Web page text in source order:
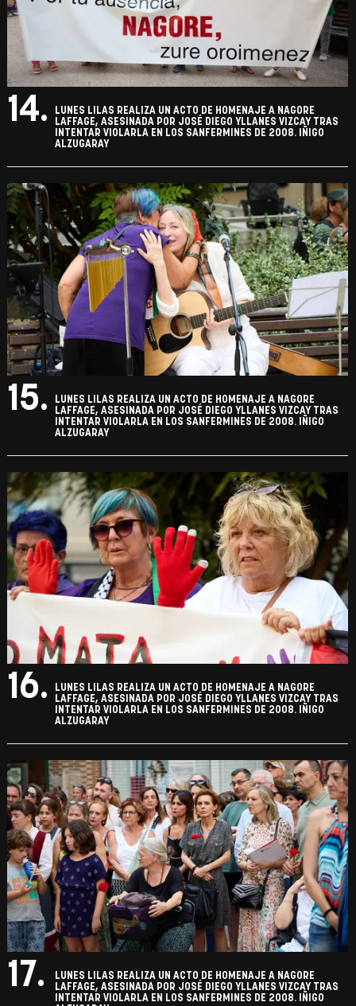
14.
LUNES LILAS REALIZA UN ACTO DE HOMENAJE A NAGORE
LAFFAGE, ASESINADA POR JOSÉ DIEGO YLLANES VIZCAY TRAS
INTENTAR VIOLARLA EN LOS SANFERMINES DE 2008. IÑIGO
ALZUGARAY
15.
LUNES LILAS REALIZA UN ACTO DE HOMENAJE A NAGORE
LAFFAGE, ASESINADA POR JOSÉ DIEGO YLLANES VIZCAY TRAS
INTENTAR VIOLARLA EN LOS SANFERMINES DE 2008. IÑIGO
ALZUGARAY
16.
LUNES LILAS REALIZA UN ACTO DE HOMENAJE A NAGORE
LAFFAGE, ASESINADA POR JOSÉ DIEGO YLLANES VIZCAY TRAS
INTENTAR VIOLARLA EN LOS SANFERMINES DE 2008. IÑIGO
ALZUGARAY
17.
LUNES LILAS REALIZA UN ACTO DE HOMENAJE A NAGORE
LAFFAGE, ASESINADA POR JOSÉ DIEGO YLLANES VIZCAY TRAS
INTENTAR VIOLARLA EN LOS SANFERMINES DE 2008. IÑIGO